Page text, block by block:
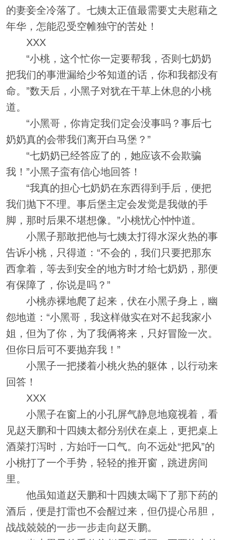
的妻妾全冷落了。七姨太正值最需要丈夫慰藉之
年华，怎能忍受空帷独守的苦处！
XXX
“小桃，这个忙你一定要帮我，否则七奶奶
把我们的事泄漏给少爷知道的话，你和我都没有
命。”数天后，小黑子对犹在干草上休息的小桃
道。
“小黑哥，你肯定我们定会没事吗？事后七
奶奶真的会带我们离开白马堡？”
“七奶奶已经答应了的，她应该不会欺骗
我！”小黑子蛮有信心地回答！
“我真的担心七奶奶在东西得到手后，便把
我们抛下不理。事后堡主定会发觉是我做的手
脚，那时后果不堪想像。”小桃忧心忡忡道。
小黑子那敢把他与七姨太打得水深火热的事
告诉小桃，只得道：“不会的，我们只要把那东
西拿着，等去到安全的地方时才给七奶奶，那便
有保障了，你说是吗？”
小桃赤裸地爬了起来，伏在小黑子身上，幽
怨地道：“小黑哥，我这样做实在对不起我家小
姐，但为了你，为了我俩将来，只好冒险一次。
但你日后可不要抛弃我！”
小黑子一把搂着小桃火热的躯体，以行动来
回答！
XXX
小黑子在窗上的小孔屏气静息地窥视着，看
见赵天鹏和十四姨太都分别伏在桌上，更把桌上
酒菜打泻时，方始吁一口气。向不远处“把风”的
小桃打了一个手势，轻轻的推开窗，跳进房间
里。
他虽知道赵天鹏和十四姨太喝下了那下药的
酒后，便是打雷也不会醒过来，但仍提心吊胆，
战战兢兢的一步一步走向赵天鹏。